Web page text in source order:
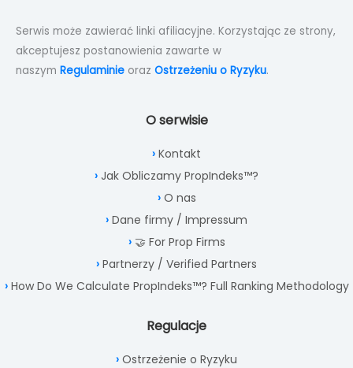
Serwis może zawierać linki afiliacyjne. Korzystając ze strony,
akceptujesz postanowienia zawarte w
naszym Regulaminie oraz Ostrzeżeniu o Ryzyku.
O serwisie
Kontakt
Jak Obliczamy PropIndeks™?
O nas
Dane firmy / Impressum
🤝 For Prop Firms
Partnerzy / Verified Partners
How Do We Calculate PropIndeks™? Full Ranking Methodology
Regulacje
Ostrzeżenie o Ryzyku